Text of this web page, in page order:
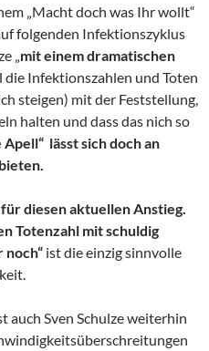
„Macht doch was Ihr wollt“
folgenden Infektionszyklus
„ mit einem dramatischen
die Infektionszahlen und Toten
steigen) mit der Feststellung,
halten und dass das nich so
lässt sich doch an
diesen aktuellen Anstieg.
Totenzahl mit schuldig
noch“ ist die einzig sinnvolle
auch Sven Schulze weiterhin